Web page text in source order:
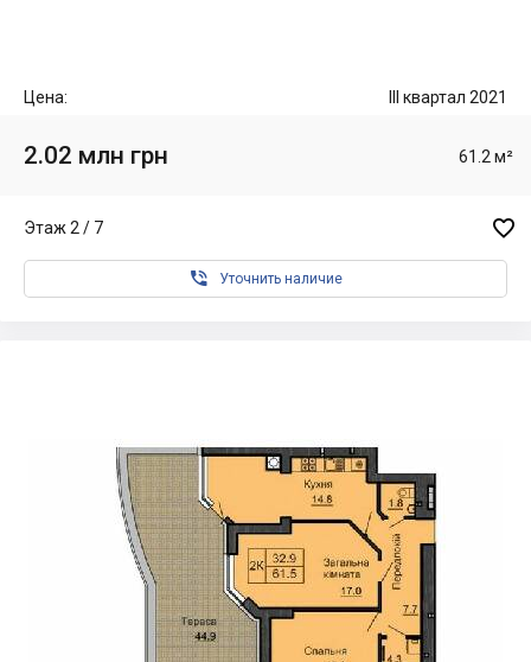
Цена: III квартал 2021
2.02 млн грн 61.2 м²
Этаж 2 / 7 
 Уточнить наличие